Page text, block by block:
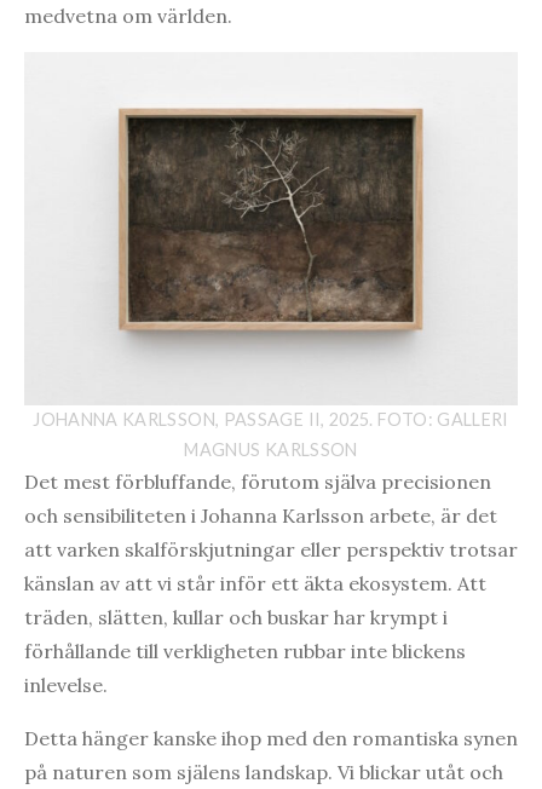
medvetna om världen.
JOHANNA KARLSSON, PASSAGE II, 2025. FOTO: GALLERI
MAGNUS KARLSSON
Det mest förbluffande, förutom själva precisionen
och sensibiliteten i Johanna Karlsson arbete, är det
att varken skalförskjutningar eller perspektiv trotsar
känslan av att vi står inför ett äkta ekosystem. Att
träden, slätten, kullar och buskar har krympt i
förhållande till verkligheten rubbar inte blickens
inlevelse.
Detta hänger kanske ihop med den romantiska synen
på naturen som själens landskap. Vi blickar utåt och